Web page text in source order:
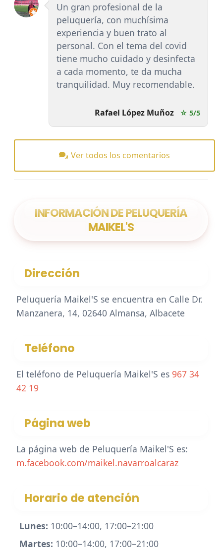
Un gran profesional de la
peluquería, con muchísima
experiencia y buen trato al
personal. Con el tema del covid
tiene mucho cuidado y desinfecta
a cada momento, te da mucha
tranquilidad. Muy recomendable.
Rafael López Muñoz ☆ 5/5
Ver todos los comentarios
INFORMACIÓN DE PELUQUERÍA
MAIKEL'S
Dirección
Peluquería Maikel'S se encuentra en Calle Dr.
Manzanera, 14, 02640 Almansa, Albacete
Teléfono
El teléfono de Peluquería Maikel'S es 967 34
42 19
Página web
La página web de Peluquería Maikel'S es:
m.facebook.com/maikel.navarroalcaraz
Horario de atención
Lunes: 10:00–14:00, 17:00–21:00
Martes: 10:00–14:00, 17:00–21:00